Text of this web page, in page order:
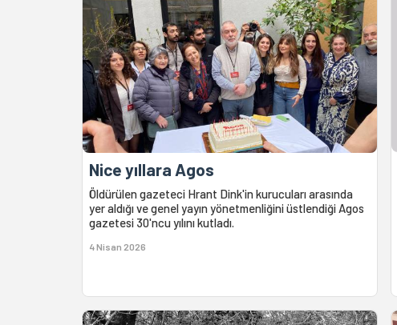
Nice yıllara Agos
Öldürülen gazeteci Hrant Dink'in kurucuları arasında
yer aldığı ve genel yayın yönetmenliğini üstlendiği Agos
gazetesi 30'ncu yılını kutladı.
4 Nisan 2026